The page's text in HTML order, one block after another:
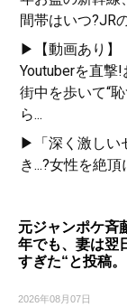
間帯はいつ?JR
▶【動画あり】
Youtuberを直撃
街中を歩いて“
ら...
▶「深く激しい
き...?女性を絶
元ジャンポケ斉
年でも、妻は翌
すぎた“と投稿
2026年08月07日